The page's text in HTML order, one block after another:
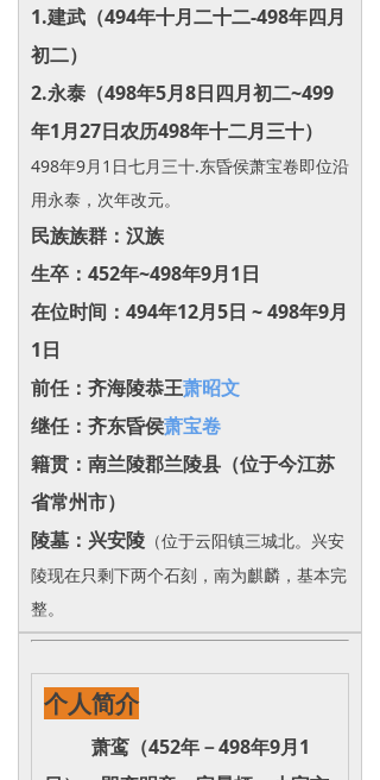
1.建武（494年十月二十二-498年四月
初二）
2.永泰（498年5月8日四月初二~499
年1月27日农历498年十二月三十）
498年9月1日七月三十.东昏侯萧宝卷即位沿
用永泰，次年改元。
民族族群：汉族
生卒：452年~498年9月1日
在位时间：494年12月5日 ~ 498年9月
1日
前任：齐海陵恭王萧昭文
继任：齐东昏侯萧宝卷
籍贯：南兰陵郡兰陵县（位于今江苏
省常州市）
陵墓：兴安陵 （位于云阳镇三城北。兴安
陵现在只剩下两个石刻，南为麒麟，基本完
整。
个人简介
萧鸾（452年－498年9月1